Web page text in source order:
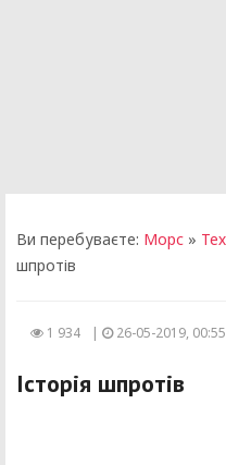
Ви перебуваєте: Морс »
шпротів
1 934 | 26-05-2019, 00:55
Історія шпротів